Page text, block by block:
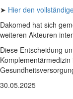
➤ Hier den
Dakomed hat sich
weiteren Akteuren
Diese Entscheidung
30.05.2025